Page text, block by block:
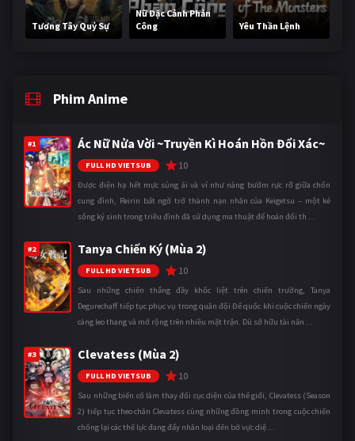
Tương Tây Quỷ Sự
Nữ Đặc Cảnh Phản
Công
Yêu Thần Lệnh
Phim Anime
#1 Ác Nữ Nửa Vời ~Truyền Kì Hoán Hồn Đổi Xác~
FULL HD VIETSUB 10
Được điện hạ hết mực sủng ái và ví như nàng bướm rực rỡ giữa chốn
cung đình, Reirin bất ngờ trở thành nạn nhân của Keigetsu – một kẻ
sống ký sinh trong triều đình đã sử dụng ma thuật để hoán đổi th ...
#2 Tanya Chiến Ký (Mùa 2)
FULL HD VIETSUB 10
Sau những chiến thắng đầy khốc liệt trên chiến trường, Tanya
Degurechaff tiếp tục phục vụ trong quân đội Đế quốc khi cuộc chiến ngày
càng leo thang và mở rộng trên nhiều mặt trận. Dù sở hữu tài năn ...
#3 Clevatess (Mùa 2)
FULL HD VIETSUB 10
Sau những biến cố làm thay đổi cục diện của thế giới, Clevatess (Season
2) tiếp tục theo chân Clevatess cùng những đồng minh trong cuộc chiến
chống lại các thế lực đang đẩy nhân loại đến bờ vực diệ ...